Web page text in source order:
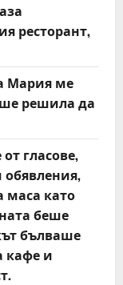
ресторант,
Мария ме
решила да
гласове,
маса като
беше
бълваше
кафе и